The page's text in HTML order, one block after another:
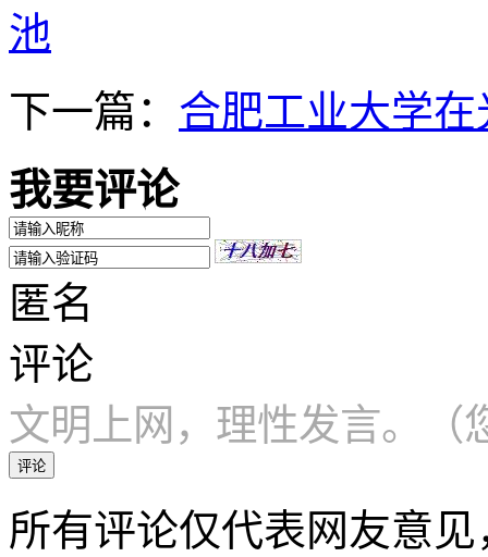
池
下一篇： 合肥工业大学
我要评论
匿名
评论
文明上网，理性发言。（
评论
所有评论仅代表网友意